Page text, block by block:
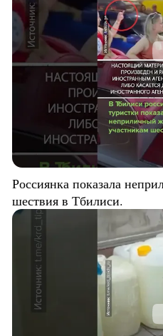
Россиянка показала
шествия в Тбилиси.